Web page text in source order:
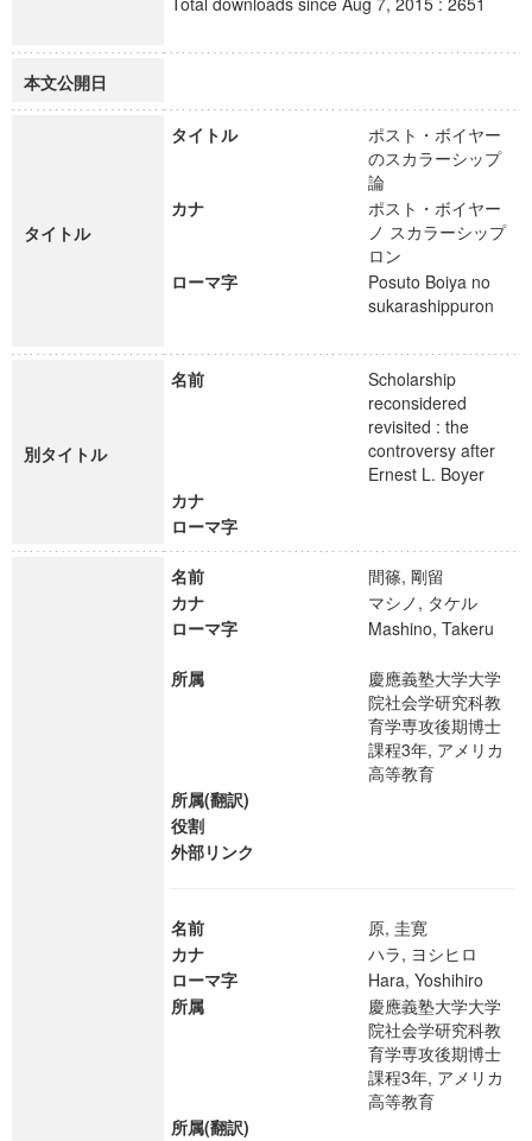
本文公開日
タイトル
タイトル
ポスト・ボイヤー
のスカラーシップ
論
カナ
ポスト・ボイヤー
ノ スカラーシップ
ロン
ローマ字
Posuto Boiya no
sukarashippuron
別タイトル
名前
Scholarship
reconsidered
revisited : the
controversy after
Ernest L. Boyer
カナ
ローマ字
名前
間篠, 剛留
カナ
マシノ, タケル
ローマ字
Mashino, Takeru
所属
慶應義塾大学大学
院社会学研究科教
育学専攻後期博士
課程3年, アメリカ
高等教育
所属(翻訳)
役割
外部リンク
名前
原, 圭寛
カナ
ハラ, ヨシヒロ
ローマ字
Hara, Yoshihiro
所属
慶應義塾大学大学
院社会学研究科教
育学専攻後期博士
課程3年, アメリカ
高等教育
所属(翻訳)